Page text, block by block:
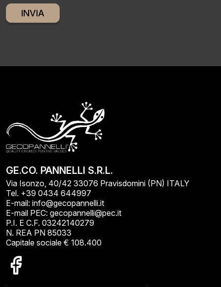
GE.CO. PANNELLI S.R.L.
Via Isonzo, 40/42 33076 Pravisdomini (PN) ITALY
Tel. +39 0434 644997
E-mail: info@gecopannelli.it
E-mail PEC: gecopannelli@pec.it
P.I. E C.F. 03242140279
N. REA PN 85033
Capitale sociale € 108.400